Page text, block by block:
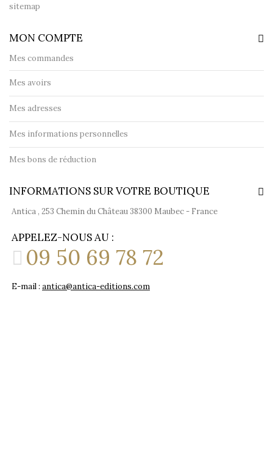
sitemap
MON COMPTE
Mes commandes
Mes avoirs
Mes adresses
Mes informations personnelles
Mes bons de réduction
INFORMATIONS SUR VOTRE BOUTIQUE
Antica , 253 Chemin du Château 38300 Maubec - France
APPELEZ-NOUS AU :
09 50 69 78 72
E-mail : antica@antica-editions.com